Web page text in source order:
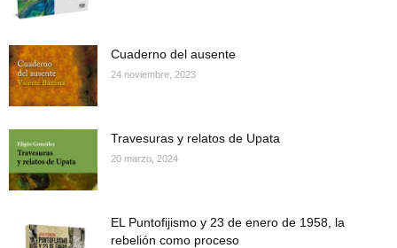
Cuaderno del ausente
24 noviembre, 2023
Travesuras y relatos de Upata
20 marzo, 2024
EL Puntofijismo y 23 de enero de 1958, la
rebelión como proceso